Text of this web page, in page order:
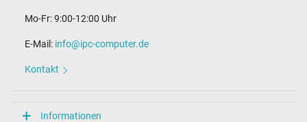
Mo-Fr: 9:00-12:00 Uhr
E-Mail: info@ipc-computer.de
Kontakt
Informationen